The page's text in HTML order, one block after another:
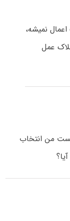
نمیشه،
عمل
من انتخاب